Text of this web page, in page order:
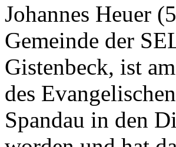
Johannes Heuer
Gemeinde der
Gistenbeck, ist
des
Spandau in den